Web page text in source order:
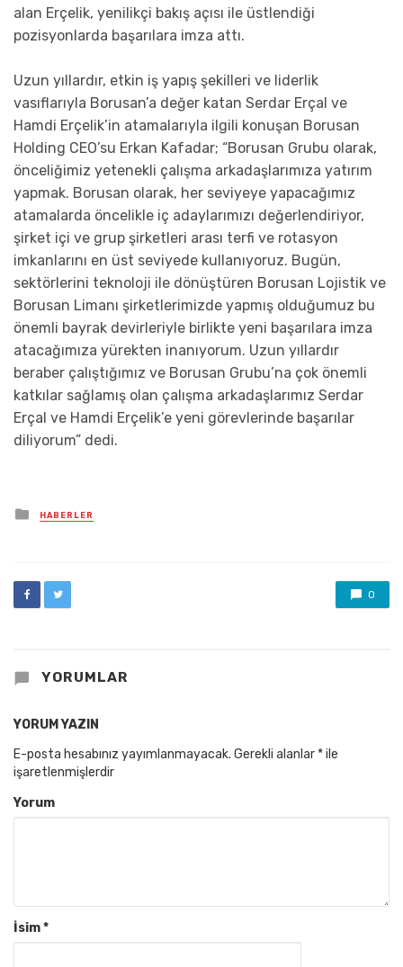
alan Erçelik, yenilikçi bakış açısı ile üstlendiği
pozisyonlarda başarılara imza attı.
Uzun yıllardır, etkin iş yapış şekilleri ve liderlik
vasıflarıyla Borusan’a değer katan Serdar Erçal ve
Hamdi Erçelik’in atamalarıyla ilgili konuşan Borusan
Holding CEO’su Erkan Kafadar; “Borusan Grubu olarak,
önceliğimiz yetenekli çalışma arkadaşlarımıza yatırım
yapmak. Borusan olarak, her seviyeye yapacağımız
atamalarda öncelikle iç adaylarımızı değerlendiriyor,
şirket içi ve grup şirketleri arası terfi ve rotasyon
imkanlarını en üst seviyede kullanıyoruz. Bugün,
sektörlerini teknoloji ile dönüştüren Borusan Lojistik ve
Borusan Limanı şirketlerimizde yapmış olduğumuz bu
önemli bayrak devirleriyle birlikte yeni başarılara imza
atacağımıza yürekten inanıyorum. Uzun yıllardır
beraber çalıştığımız ve Borusan Grubu’na çok önemli
katkılar sağlamış olan çalışma arkadaşlarımız Serdar
Erçal ve Hamdi Erçelik’e yeni görevlerinde başarılar
diliyorum” dedi.
Posted
in
HABERLER
0
YORUMLAR
YORUM YAZIN
E-posta hesabınız yayımlanmayacak. Gerekli alanlar *ile
işaretlenmişlerdir
Yorum
İsim*